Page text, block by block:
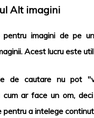
Alt imagini
pentru imagini de pe
Acest lucru este
de cautare nu pot
cum ar face un om,
pentru a intelege